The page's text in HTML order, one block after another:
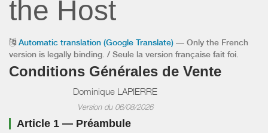
the Host
Automatic translation (Google Translate) — Only the French
version is legally binding. / Seule la version française fait foi.
Conditions Générales de Vente
Dominique LAPIERRE
Version du 06/08/2026
Article 1 — Préambule